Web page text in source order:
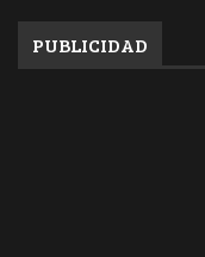
PUBLICIDAD